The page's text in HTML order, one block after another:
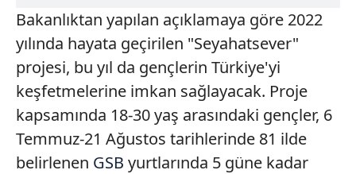
Bakanlıktan yapılan açıklamaya göre 2022
yılında hayata geçirilen "Seyahatsever"
projesi, bu yıl da gençlerin Türkiye'yi
keşfetmelerine imkan sağlayacak. Proje
kapsamında 18-30 yaş arasındaki gençler, 6
Temmuz-21 Ağustos tarihlerinde 81 ilde
belirlenen GSB yurtlarında 5 güne kadar